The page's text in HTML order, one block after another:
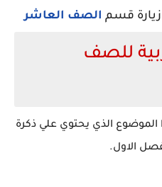
قسم الصف العاشر
للصف
الموضوع الذي يحتوي علي ذكرة
الاول.